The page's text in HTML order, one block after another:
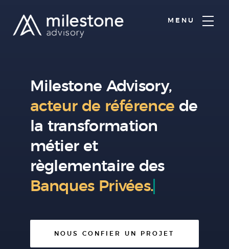
MENU
Milestone Advisory,
acteur de référence de
la transformation
métier et
règlementaire des
Assureur
NOUS CONFIER UN PROJET